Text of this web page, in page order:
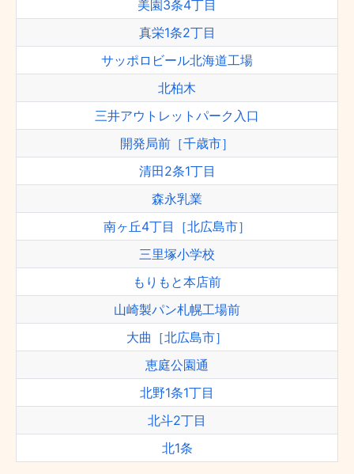
美園3条4丁目
真栄1条2丁目
サッポロビール北海道工場
北柏木
三井アウトレットパーク入口
開発局前［千歳市］
清田2条1丁目
森永乳業
南ヶ丘4丁目［北広島市］
三里塚小学校
もりもと本店前
山崎製パン札幌工場前
大曲［北広島市］
恵庭公園通
北野1条1丁目
北斗2丁目
北1条